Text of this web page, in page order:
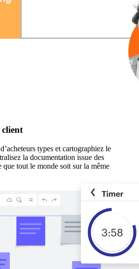
client
types et cartographiez le
la documentation issue des
que tout le monde soit sur la même